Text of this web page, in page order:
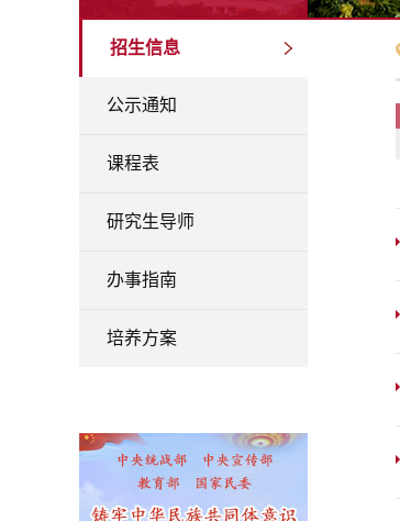
招生信息
公示通知
课程表
研究生导师
办事指南
培养方案